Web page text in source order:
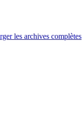
les archives complètes